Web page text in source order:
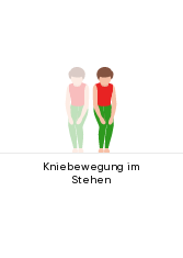
Kniebewegung im
Stehen